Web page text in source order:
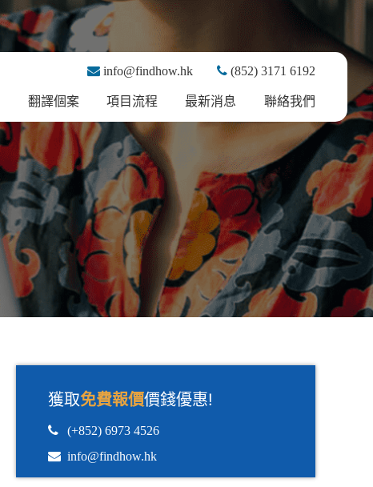
info@findhow.hk (852) 3171 6192
翻譯個案 項目流程 最新消息 聯絡我們
獲取免費報價價錢優惠!